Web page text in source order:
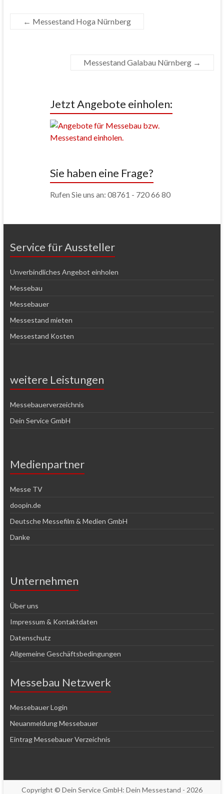
← Messestand Hoga Nürnberg
Messestand Galabau Nürnberg →
Jetzt Angebote einholen:
Sie haben eine Frage?
Rufen Sie uns an: 08761 - 720 66 80
Service für Aussteller
Unverbindliches Angebot einholen
Messebau
Messebauer
Messestand mieten
Messestand Kosten
weitere Leistungen
Messebauerverzeichnis
Dein Service GmbH
Medienpartner
Messe TV
doopin.de
Deutsche Messefilm & Medien GmbH
Danke
Unternehmen
Über uns
Impressum & Kontaktdaten
Datenschutz
Allgemeine Geschäftsbedingungen
Messebau Netzwerk
Messebauer Login
Neuanmeldung Messebauer
Eintrag Messebauer Verzeichnis
Copyright © Dein Service GmbH: Dein Messestand - 2026